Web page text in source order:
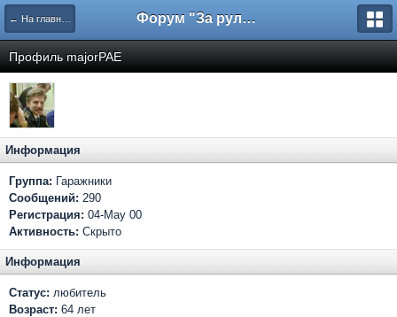
← На главную Форум "За рулем"
Профиль majorPAE
Информация
Группа: Гаражники
Сообщений: 290
Регистрация: 04-May 00
Активность: Скрыто
Информация
Статус: любитель
Возраст: 64 лет